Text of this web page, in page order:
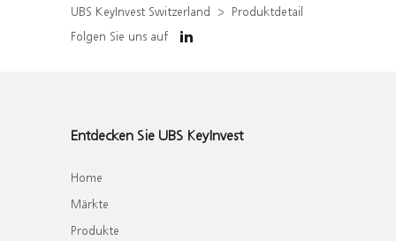
UBS KeyInvest Switzerland
Produktdetail
Folgen Sie uns auf
Entdecken Sie UBS KeyInvest
Home
Märkte
Produkte